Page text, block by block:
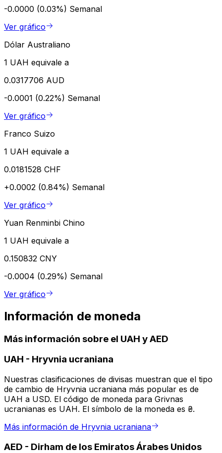
-0.0000 (0.03%) Semanal
Ver gráfico
Dólar Australiano
1 UAH equivale a
0.0317706 AUD
-0.0001 (0.22%) Semanal
Ver gráfico
Franco Suizo
1 UAH equivale a
0.0181528 CHF
+0.0002 (0.84%) Semanal
Ver gráfico
Yuan Renminbi Chino
1 UAH equivale a
0.150832 CNY
-0.0004 (0.29%) Semanal
Ver gráfico
Información de moneda
Más información sobre el UAH y AED
UAH - Hryvnia ucraniana
Nuestras clasificaciones de divisas muestran que el tipo
de cambio de Hryvnia ucraniana más popular es de
UAH a USD. El código de moneda para Grivnas
ucranianas es UAH. El símbolo de la moneda es ₴.
Más información de Hryvnia ucraniana
AED - Dirham de los Emiratos Árabes Unidos